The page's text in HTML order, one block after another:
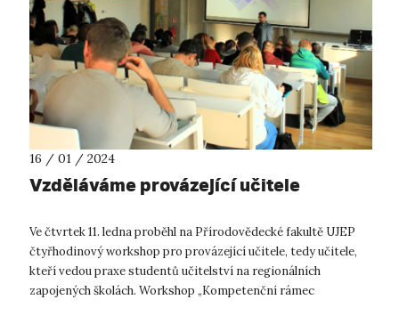
16 / 01 / 2024
Vzděláváme provázející učitele
Ve čtvrtek 11. ledna proběhl na Přírodovědecké fakultě UJEP
čtyřhodinový workshop pro provázející učitele, tedy učitele,
kteří vedou praxe studentů učitelství na regionálních
zapojených školách. Workshop „Kompetenční rámec